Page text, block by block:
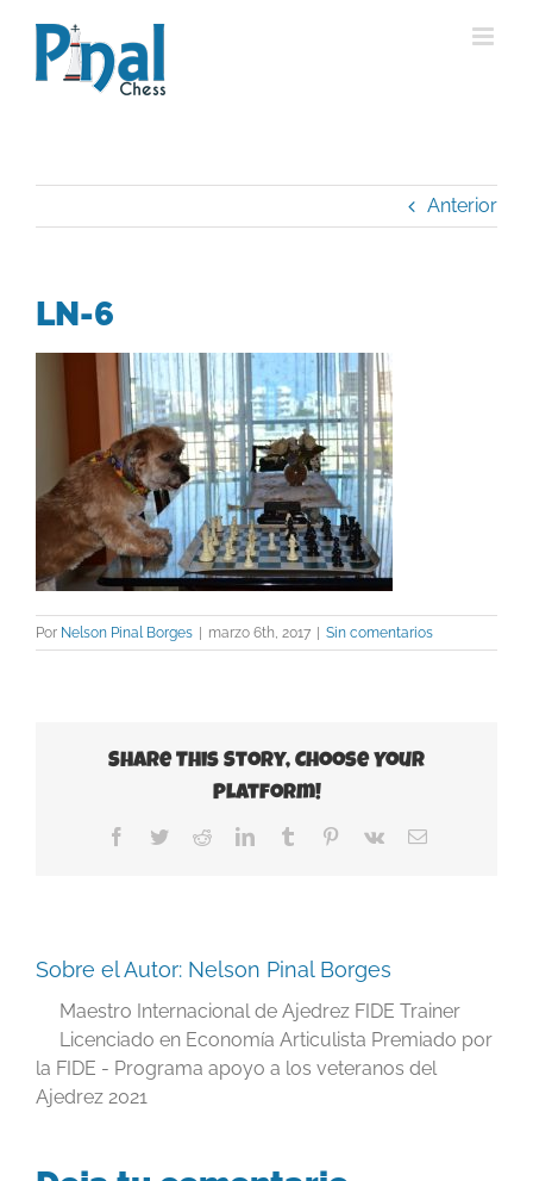
contenido
Anterior
LN-6
Por Nelson Pinal Borges | marzo 6th, 2017 | Sin comentarios
Share This Story, Choose Your
Platform!
Facebook
TwitterRedditLinkedInTumblr Pinterest
Vk
Correo
Sobre el Autor: Nelson Pinal Borges
Maestro Internacional de Ajedrez FIDE Trainer
Licenciado en Economía Articulista Premiado por
la FIDE - Programa apoyo a los veteranos del
Ajedrez 2021